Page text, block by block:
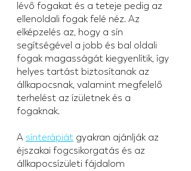
lévő fogakat és a teteje pedig az
ellenoldali fogak felé néz. Az
elképzelés az, hogy a sín
segítségével a jobb és bal oldali
fogak magasságát kiegyenlítik, így
helyes tartást biztosítanak az
állkapocsnak, valamint megfelelő
terhelést az ízületnek és a
fogaknak.
A sínterápiát gyakran ajánlják az
éjszakai fogcsikorgatás és az
állkapocsízületi fájdalom